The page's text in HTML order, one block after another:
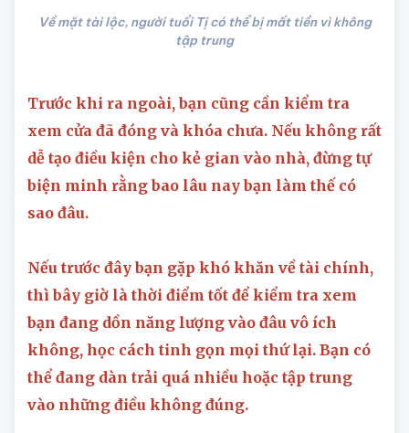
Trước khi ra ngoài, bạn cũng cần kiểm tra
xem cửa đã đóng và khóa chưa. Nếu không rất
dễ tạo điều kiện cho kẻ gian vào nhà, đừng tự
biện minh rằng bao lâu nay bạn làm thế có
Nếu trước đây bạn gặp khó khăn về tài chính,
thì bây giờ là thời điểm tốt để kiểm tra xem
bạn đang dồn năng lượng vào đâu vô ích
không, học cách tinh gọn mọi thứ lại. Bạn có
thể đang dàn trải quá nhiều hoặc tập trung